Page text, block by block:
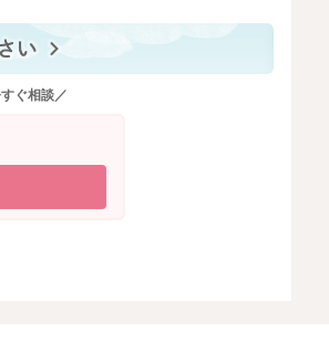
ぐ相談／